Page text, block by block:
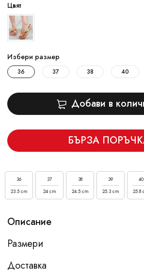
Цвят
Избери размер
36 37 38 40
Добави в
БЪРЗА
36
23.5 cm
37
24 cm
38
24.5 cm
39
25.3 cm
40
25.8
Описание
Размери
Доставка